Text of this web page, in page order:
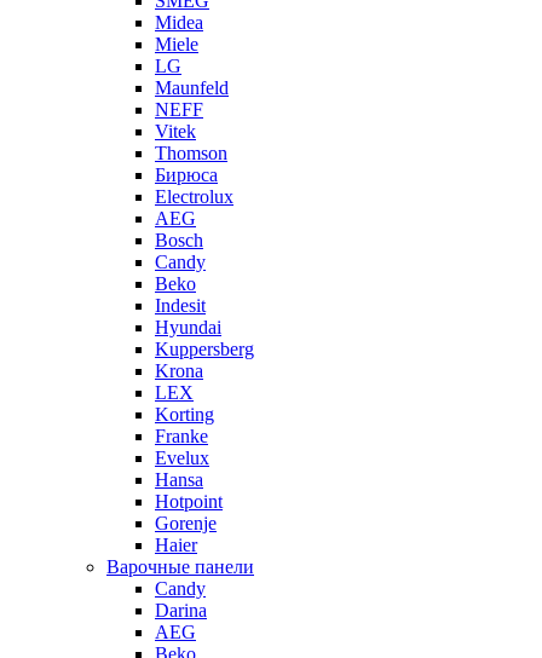
Midea
Miele
LG
Maunfeld
NEFF
Vitek
Thomson
Бирюса
Electrolux
AEG
Bosch
Candy
Beko
Indesit
Hyundai
Kuppersberg
Krona
LEX
Korting
Franke
Evelux
Hansa
Hotpoint
Gorenje
Haier
Варочные панели
Candy
Darina
AEG